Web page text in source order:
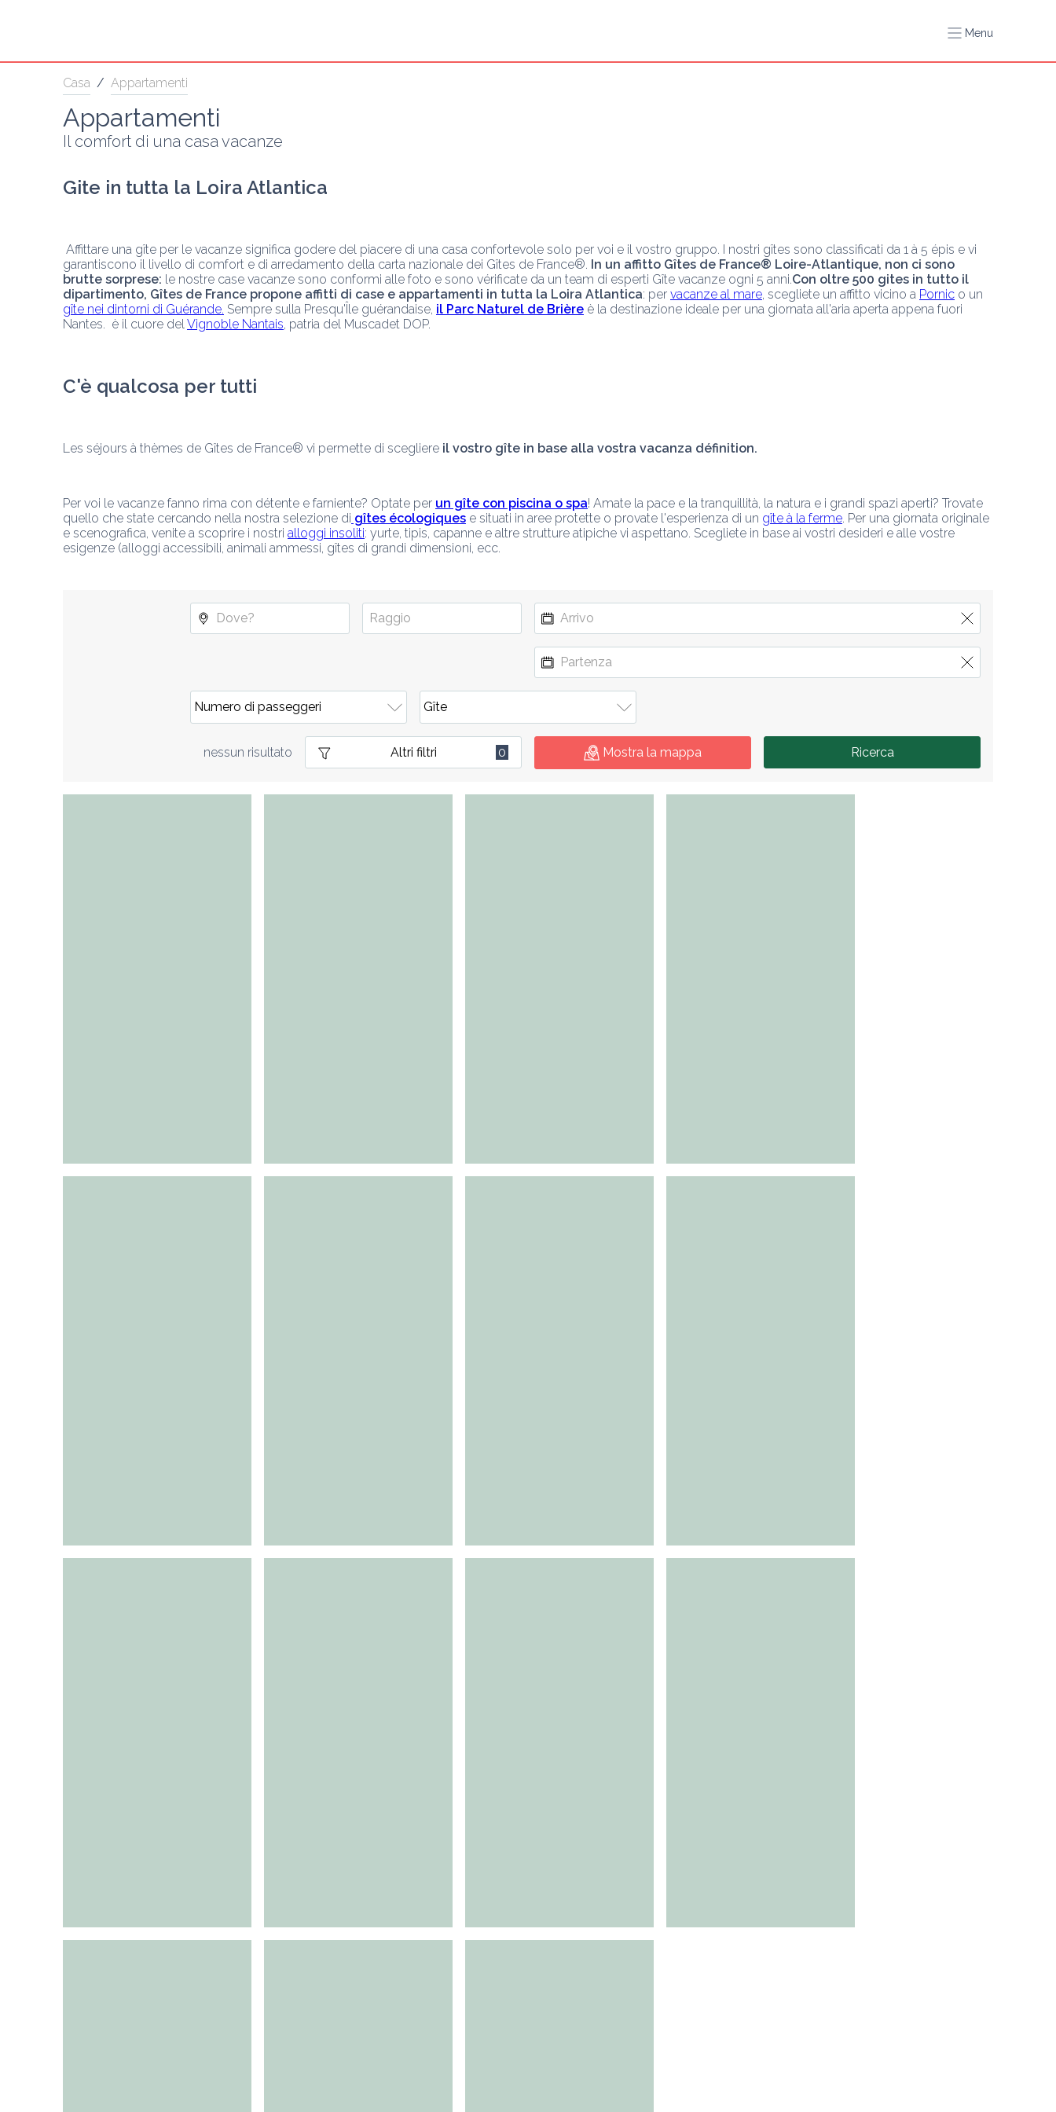
Menu
Casa / Appartamenti
Appartamenti
Il comfort di una casa vacanze
Gite in tutta la Loira Atlantica
garantiscono il livello di comfort e di arredamento della carta nazionale dei Gîtes de France®. In un affitto Gîtes de France® Loire-Atlantique, non ci sono
brutte sorprese: le nostre case vacanze sono conformi alle foto e sono vérificate da un team di esperti Gîte vacanze ogni 5 anni.Con oltre 500 gites in tutto il
dipartimento, Gîtes de France propone affitti di case e appartamenti in tutta la Loira Atlantica: per vacanze al mare, scegliete un affitto vicino a Pornic
gîte nei dintorni di Guérande. Sempre sulla Presqu'Île guérandaise, il Parc Naturel de Brière è la destinazione ideale per una giornata all'aria aperta appena fuori
Nantes. è il cuore del Vignoble Nantais, patria del Muscadet DOP.
C'è qualcosa per tutti
Les séjours à thèmes de Gîtes de France® vi permette di scegliere il vostro gîte in base alla vostra vacanza définition.
Per voi le vacanze fanno rima con détente e farniente? Optate per un gîte con piscina o spa! Amate la pace e la tranquillità, la natura e i grandi spazi aperti? Trovate
quello che state cercando nella nostra selezione di gîtes écologiques e situati in aree protette o provate l'esperienza di un gîte à la ferme. Per una giornata originale
e scenografica, venite a scoprire i nostri alloggi insoliti: yurte, tipis, capanne e altre strutture atipiche vi aspettano. Scegliete in base ai vostri desideri e alle vostre
esigenze (alloggi accessibili, animali ammessi, gîtes di grandi dimensioni, ecc.
nessun risultato Altri filtri 0 Mostra la mappa Ricerca